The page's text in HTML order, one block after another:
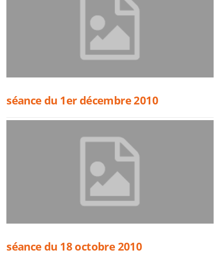
séance du 1er décembre 2010
séance du 18 octobre 2010